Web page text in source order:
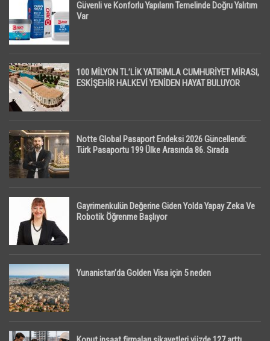
Güvenli ve Konforlu Yapıların Temelinde Doğru Yalıtım
Var
100 MİLYON TL’LİK YATIRIMLA CUMHURİYET MİRASI,
ESKİŞEHİR HALKEVİ YENİDEN HAYAT BULUYOR
Notte Global Pasaport Endeksi 2026 Güncellendi:
Türk Pasaportu 199 Ülke Arasında 86. Sırada
Gayrimenkulün Değerine Giden Yolda Yapay Zeka Ve
Robotik Öğrenme Başlıyor
Yunanistan’da Golden Visa için 5 neden